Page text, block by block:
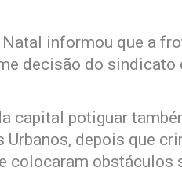
informou que a
decisão do sindicato
capital potiguar
Urbanos, depois que
colocaram obstáculos